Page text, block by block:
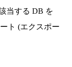
当する DB を
ト (エクスポー